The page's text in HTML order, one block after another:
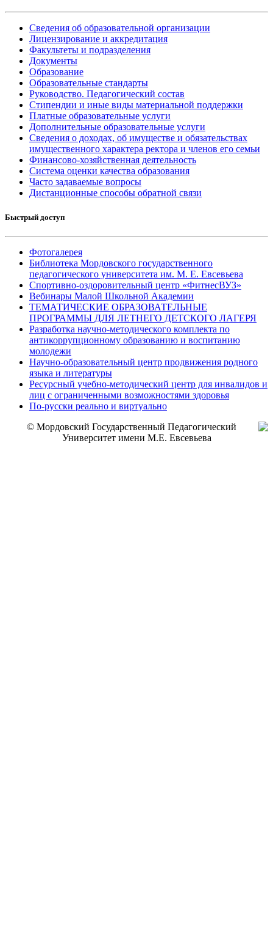
Сведения об образовательной организации
Лицензирование и аккредитация
Факультеты и подразделения
Документы
Образование
Образовательные стандарты
Руководство. Педагогический состав
Стипендии и иные виды материальной поддержки
Платные образовательные услуги
Дополнительные образовательные услуги
Сведения о доходах, об имуществе и обязательствах
имущественного характера ректора и членов его семьи
Финансово-хозяйственная деятельность
Система оценки качества образования
Часто задаваемые вопросы
Дистанционные способы обратной связи
Быстрый доступ
Фотогалерея
Библиотека Мордовского государственного
педагогического университета им. М. Е. Евсевьева
Спортивно-оздоровительный центр «ФитнесВУЗ»
Вебинары Малой Школьной Академии
ТЕМАТИЧЕСКИЕ ОБРАЗОВАТЕЛЬНЫЕ
ПРОГРАММЫ ДЛЯ ЛЕТНЕГО ДЕТСКОГО ЛАГЕРЯ
Разработка научно-методического комплекта по
антикоррупционному образованию и воспитанию
молодежи
Научно-образовательный центр продвижения родного
языка и литературы
Ресурсный учебно-методический центр для инвалидов и
лиц с ограниченными возможностями здоровья
По-русски реально и виртуально
© Мордовский Государственный Педагогический
Университет имени М.Е. Евсевьева